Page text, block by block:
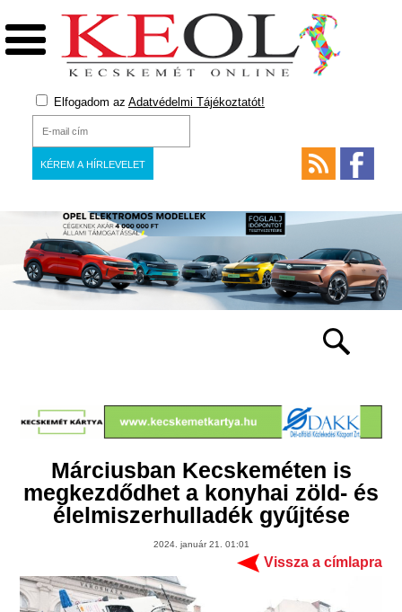
Elfogadom az Adatvédelmi Tájékoztatót!
Márciusban Kecskeméten is
megkezdődhet a konyhai zöld- és
élelmiszerhulladék gyűjtése
2024. január 21. 01:01
Vissza a címlapra